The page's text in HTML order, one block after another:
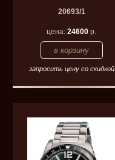
20693/1
цена:24600 р.
запросить цену со скидкой